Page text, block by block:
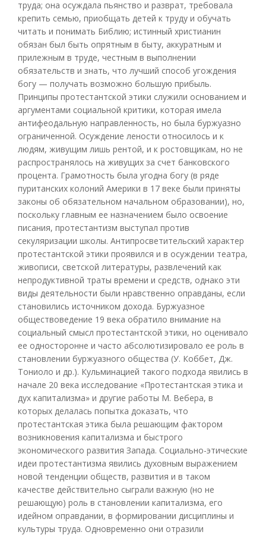
труда; она осуждала пьянство и разврат, требовала
крепить семью, приобщать детей к труду и обучать
читать и понимать Библию; истинный христианин
обязан был быть опрятным в быту, аккуратным и
прилежным в труде, честным в выполнении
обязательств и знать, что лучший способ угождения
богу — получать возможно большую прибыль.
Принципы протестантской этики служили основанием и
аргументами социальной критики, которая имела
антифеодальную направленность, но была буржуазно
ограниченной. Осуждение лености относилось и к
людям, живущим лишь рентой, и к ростовщикам, но не
распространялось на живущих за счет банковского
процента. Грамотность была угодна богу (в ряде
пуританских колоний Америки в 17 веке были приняты
законы об обязательном начальном образовании), но,
поскольку главным ее назначением было освоение
писания, протестантизм выступал против
секуляризации школы. Антипросветительский характер
протестантской этики проявился и в осуждении театра,
живописи, светской литературы, развлечений как
непродуктивной траты времени и средств, однако эти
виды деятельности были нравственно оправданы, если
становились источником дохода. Буржуазное
обществоведение 19 века обратило внимание на
социальный смысл протестантской этики, но оценивало
ее односторонне и часто абсолютизировало ее роль в
становлении буржуазного общества (У. Коббет, Дж.
Тониоло и др.). Кульминацией такого подхода явились в
начале 20 века исследование «Протестантская этика и
дух капитализма» и другие работы М. Вебера, в
которых делалась попытка доказать, что
протестантская этика была решающим фактором
возникновения капитализма и быстрого
экономического развития Запада. Социально-этические
идеи протестантизма явились духовным выражением
новой тенденции обществ, развития и в таком
качестве действительно сыграли важную (но не
решающую) роль в становлении капитализма, его
идейном оправдании, в формировании дисциплины и
культуры труда. Одновременно они отразили